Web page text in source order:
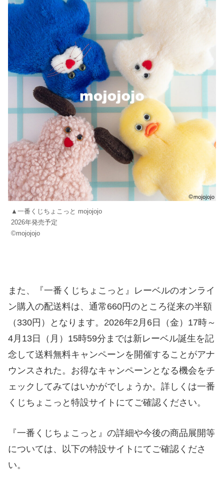
▲一番くじちょこっと mojojojo
2026年発売予定
©mojojojo
また、『一番くじちょこっと』レーベルのオンライ
ン購入の配送料は、通常660円のところ従来の半額
（330円）となります。2026年2月6日（金）17時～
4月13日（月）15時59分までは新レーベル誕生を記
念して送料無料キャンペーンを開催することがアナ
ウンスされた。お得なキャンペーンとなる機会をチ
ェックしてみてはいかがでしょうか。詳しくは一番
くじちょこっと特設サイトにてご確認ください。
『一番くじちょこっと』の詳細や今後の商品展開等
については、以下の特設サイトにてご確認くださ
い。